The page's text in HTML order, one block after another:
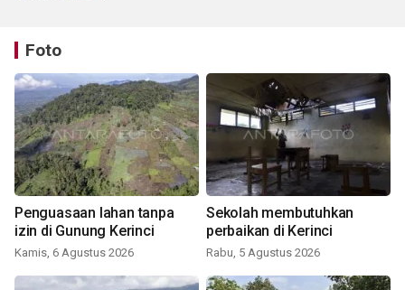
Foto
Penguasaan lahan tanpa
izin di Gunung Kerinci
Kamis, 6 Agustus 2026
Sekolah membutuhkan
perbaikan di Kerinci
Rabu, 5 Agustus 2026